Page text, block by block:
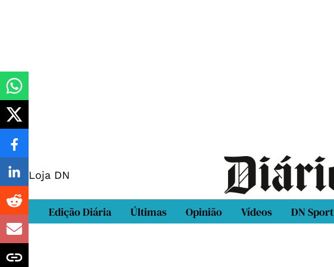
Loja DN
Edição Diária Últimas Opinião Vídeos DN Sport